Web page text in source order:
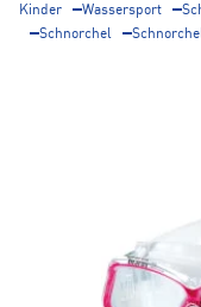
Kinder Wassersport
Schnorchel